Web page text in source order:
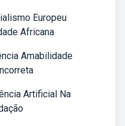
Europeu
Africana
Amabilidade
Artificial Na